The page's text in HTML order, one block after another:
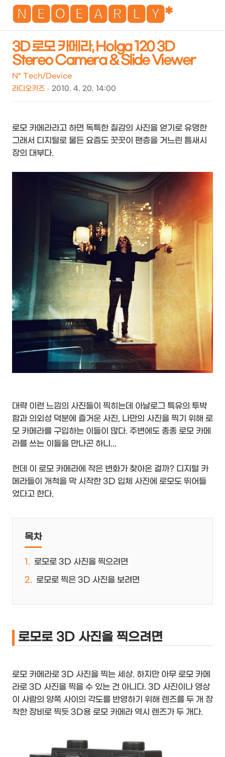
🅽🅴🅾🅴🅰🆁🅻🆈*
검
3D 로모 카메라, Holga 120 3D
Stereo Camera & Slide Viewer
N* Tech/Device
라디오키즈
2010. 4. 20. 14:00
로모 카메라라고 하면 독특한 질감의 사진을 얻기로 유명한
그래서 디지털로 물든 요즘도 꿋꿋이 팬층을 거느린 틈새시
장의 대부다.
대략 이런 느낌의 사진들이 찍히는데 아날로그 특유의 투박
함과 의외성 덕분에 즐거운 사진, 나만의 사진을 찍기 위해 로
모 카메라를 구입하는 이들이 많다. 주변에도 종종 로모 카메
라를 쓰는 이들을 만나곤 하니...
헌데 이 로모 카메라에 작은 변화가 찾아온 걸까? 디지털 카
메라들이 개척을 막 시작한 3D 입체 사진에 로모도 뛰어들
었다고 한다.
목차
로모로 3D 사진을 찍으려면
로모로 찍은 3D 사진을 보려면
로모로 3D 사진을 찍으려면
로모 카메라로 3D 사진을 찍는 세상. 하지만 아무 로모 카메
라로 3D 사진을 찍을 수 있는 건 아니다. 3D 사진이나 영상
이 사람의 양쪽 사이의 각도를 반영하기 위해 렌즈를 두 개 장
착한 장비로 찍듯 3D용 로모 카메라 역시 렌즈가 두 개다.